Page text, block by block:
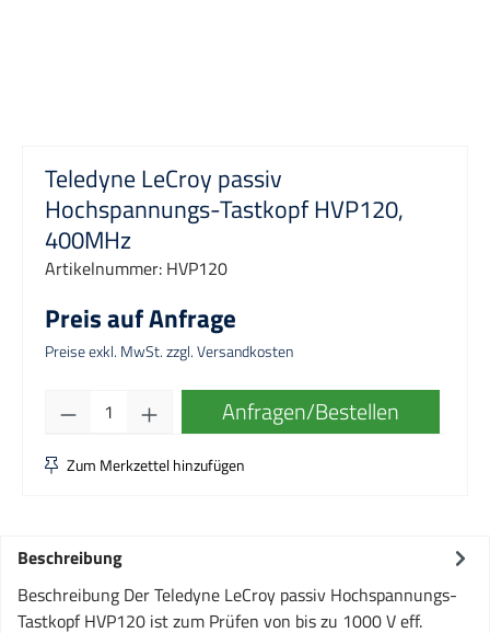
Teledyne LeCroy passiv
Hochspannungs-Tastkopf HVP120,
400MHz
Artikelnummer: HVP120
Preis auf Anfrage
Preise exkl. MwSt. zzgl. Versandkosten
Produkt Anzahl: Gib den gewünschten
Anfragen/Bestellen
Zum Merkzettel hinzufügen
Beschreibung
Beschreibung Der Teledyne LeCroy passiv Hochspannungs-
Tastkopf HVP120 ist zum Prüfen von bis zu 1000 V eff.